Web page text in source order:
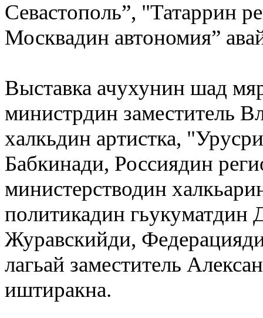
Севастополь”, "Татаррин
Москвадин автономия”
Выставка ачухунин шад
министрдин заместитель
халкьдин артистка,
Бабкинади, Россиядин
министерстводин
политикадин гьукуматдин
Журавскийди,
лагьай заместитель
иштиракна.